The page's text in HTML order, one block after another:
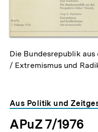
Die Bundesrepublik
/ Extremismus und
Aus Politik und
APuZ 7/1976